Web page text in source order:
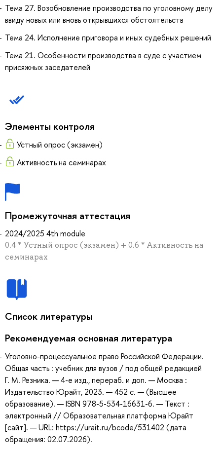
Тема 27. Возобновление производства по уголовному делу
ввиду новых или вновь открывшихся обстоятельств
Тема 24. Исполнение приговора и иных судебных решений
Тема 21. Особенности производства в суде с участием
присяжных заседателей
Элементы контроля
Устный опрос (экзамен)
Активность на семинарах
Промежуточная аттестация
2024/2025 4th module
0.4 * Устный опрос (экзамен) + 0.6 * Активность на
семинарах
Список литературы
Рекомендуемая основная литература
Уголовно-процессуальное право Российской Федерации.
Общая часть : учебник для вузов / под общей редакцией
Г. М. Резника. — 4-е изд., перераб. и доп. — Москва :
Издательство Юрайт, 2023. — 452 с. — (Высшее
образование). — ISBN 978-5-534-16631-6. — Текст :
электронный // Образовательная платформа Юрайт
[сайт]. — URL: https://urait.ru/bcode/531402 (дата
обращения: 02.07.2026).